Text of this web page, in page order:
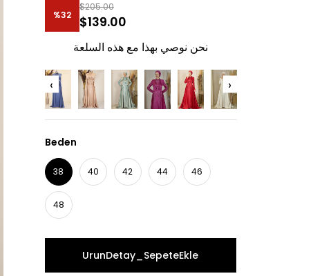
%32
تخفيض
$205.00
$139.00
نحن نوصي بهذا مع هذه السلعة
‹ ›
Beden
38 40 42 44 46
48